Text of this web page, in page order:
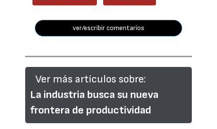
ver/escribir comentarios
Ver más artículos sobre:
La industria busca su nueva
frontera de productividad